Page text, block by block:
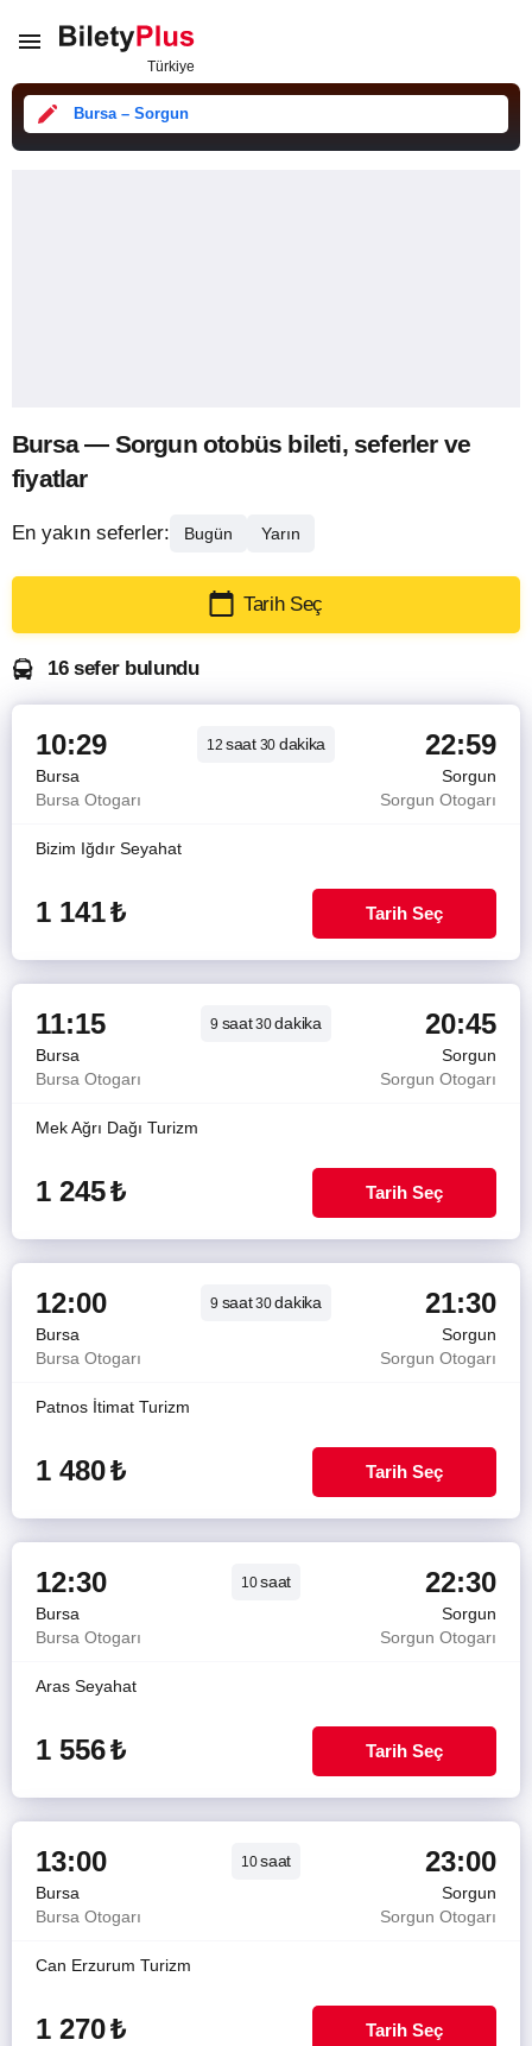
Bursa – Sorgun
Bursa — Sorgun otobüs bileti, seferler ve
fiyatlar
En yakın seferler: Bugün Yarın
Tarih Seç
16 sefer bulundu
10:29 12saat30 dakika 22:59
Bursa
Sorgun
Bursa Otogarı
Sorgun Otogarı
Bizim Iğdır Seyahat
1 141₺ Tarih Seç
11:15 9 saat30dakika 20:45
Bursa
Sorgun
Bursa Otogarı
Sorgun Otogarı
Mek Ağrı Dağı Turizm
1 245₺ Tarih Seç
12:00 9 saat30dakika 21:30
Bursa
Sorgun
Bursa Otogarı
Sorgun Otogarı
Patnos İtimat Turizm
1 480₺ Tarih Seç
12:30 10saat 22:30
Bursa
Sorgun
Bursa Otogarı
Sorgun Otogarı
Aras Seyahat
1 556₺ Tarih Seç
13:00 10saat 23:00
Bursa
Sorgun
Bursa Otogarı
Sorgun Otogarı
Can Erzurum Turizm
1 270₺ Tarih Seç